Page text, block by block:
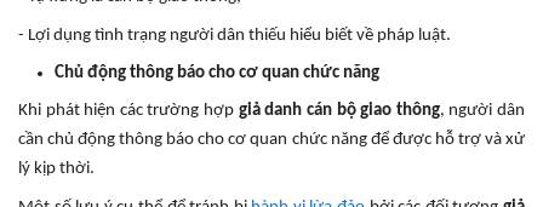
- Lợi dụng tình trạng người dân thiếu hiểu biết về pháp luật.
Chủ động thông báo cho cơ quan chức năng
Khi phát hiện các trường hợp giả danh cán bộ giao thông, người dân
cần chủ động thông báo cho cơ quan chức năng để được hỗ trợ và xử
lý kịp thời.